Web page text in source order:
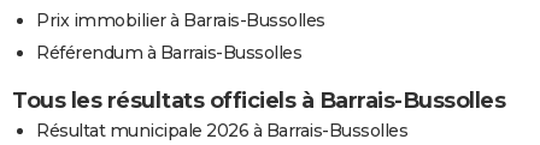
Prix immobilier à Barrais-Bussolles
Référendum à Barrais-Bussolles
Tous les résultats officiels à Barrais-Bussolles
Résultat municipale 2026 à Barrais-Bussolles